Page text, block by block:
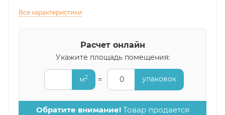
Все характеристики
Расчет онлайн
Укажите площадь помещения:
м2 = 0 упаковок
Обратите внимание!Товар продается